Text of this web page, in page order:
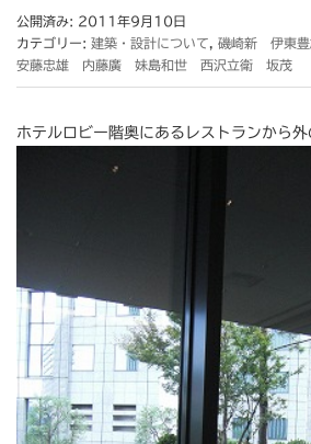
公開済み: 2011年9月10日
カテゴリー: 建築・設計について
磯崎新 伊東
安藤忠雄 内藤廣 妹島和世 西沢立衛 坂茂
ホテルロビー階奥にあるレストランから